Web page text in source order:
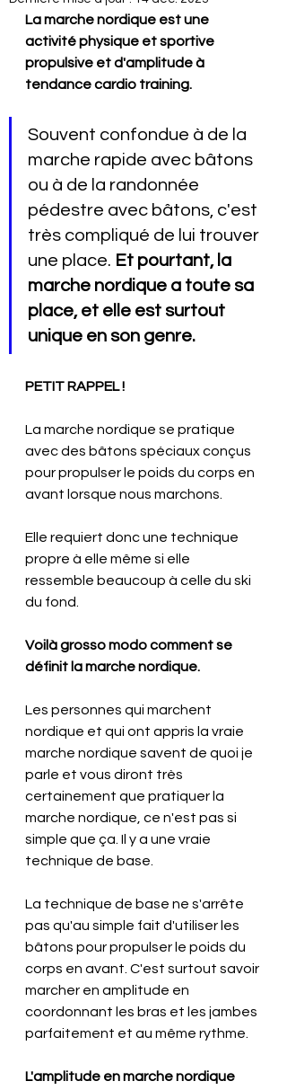
La marche nordique est une
activité physique et sportive
propulsive et d'amplitude à
tendance cardio training.
Souvent confondue à de la
marche rapide avec bâtons
ou à de la randonnée
pédestre avec bâtons, c'est
très compliqué de lui trouver
une place. Et pourtant, la
marche nordique a toute sa
place, et elle est surtout
unique en son genre.
PETIT RAPPEL !
La marche nordique se pratique
avec des bâtons spéciaux conçus
pour propulser le poids du corps en
avant lorsque nous marchons.
Elle requiert donc une technique
propre à elle même si elle
ressemble beaucoup à celle du ski
du fond.
Voilà grosso modo comment se
définit la marche nordique.
Les personnes qui marchent
nordique et qui ont appris la vraie
marche nordique savent de quoi je
parle et vous diront très
certainement que pratiquer la
marche nordique, ce n'est pas si
simple que ça. Il y a une vraie
technique de base.
La technique de base ne s'arrête
pas qu'au simple fait d'utiliser les
bâtons pour propulser le poids du
corps en avant. C'est surtout savoir
marcher en amplitude en
coordonnant les bras et les jambes
parfaitement et au même rythme.
L'amplitude en marche nordique